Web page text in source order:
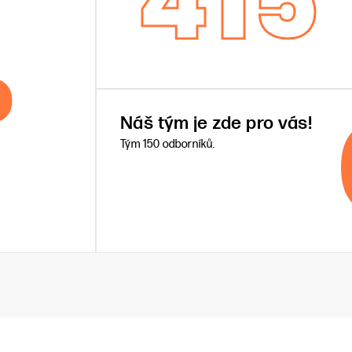
Náš tým je zde pro vás!
Tým 150 odborníků.